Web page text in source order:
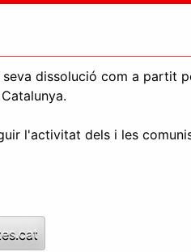
seva dissolució com a partit
l'activitat dels i les